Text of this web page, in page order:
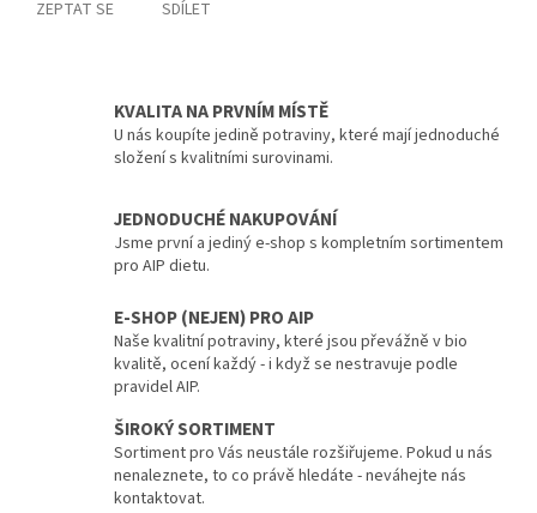
ZEPTAT SE SDÍLET
KVALITA NA PRVNÍM MÍSTĚ
U nás koupíte jedině potraviny, které mají jednoduché
složení s kvalitními surovinami.
JEDNODUCHÉ NAKUPOVÁNÍ
Jsme první a jediný e-shop s kompletním sortimentem
pro AIP dietu.
E-SHOP (NEJEN) PRO AIP
Naše kvalitní potraviny, které jsou převážně v bio
kvalitě, ocení každý - i když se nestravuje podle
pravidel AIP.
ŠIROKÝ SORTIMENT
Sortiment pro Vás neustále rozšiřujeme. Pokud u nás
nenaleznete, to co právě hledáte - neváhejte nás
kontaktovat.